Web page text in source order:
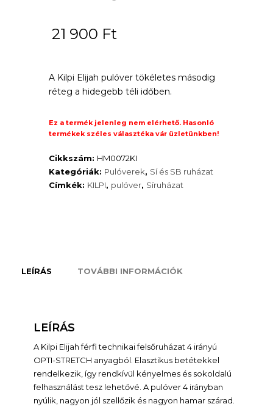
21 900 Ft
A Kilpi Elijah pulóver tökéletes másodig
réteg a hidegebb téli időben.
Ez a termék jelenleg nem elérhető. Hasonló
termékek széles választéka vár üzletünkben!
Cikkszám: HM0072KI
Kategóriák: Pulóverek, Sí és SB ruházat
Címkék: KILPI, pulóver, Síruházat
LEÍRÁS TOVÁBBI INFORMÁCIÓK
LEÍRÁS
A Kilpi Elijah férfi technikai felsőruházat 4 irányú
OPTI-STRETCH anyagból. Elasztikus betétekkel
rendelkezik, így rendkívül kényelmes és sokoldalú
felhasználást tesz lehetővé. A pulóver 4 irányban
nyúlik, nagyon jól szellőzik és nagyon hamar szárad.